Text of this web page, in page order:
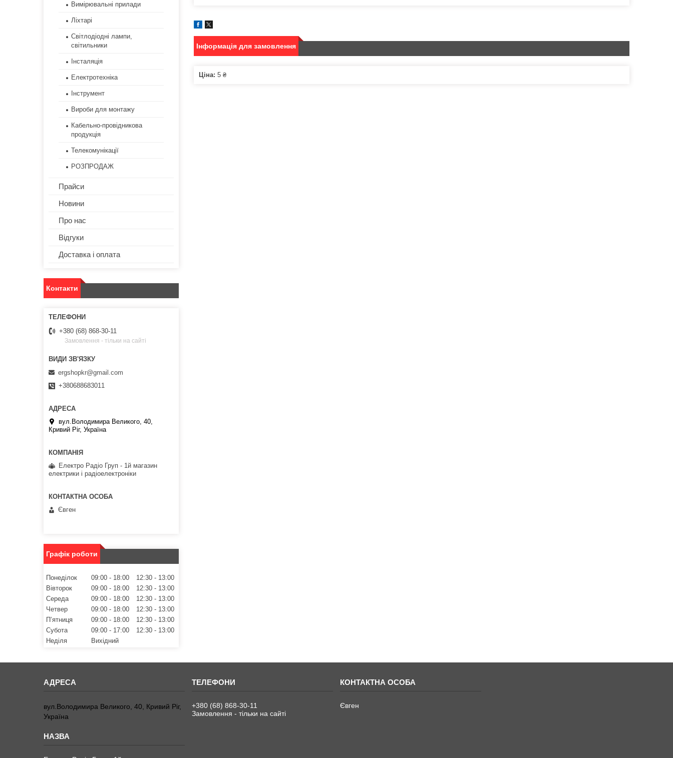
Інформація для замовлення
Ціна: 5 ₴
Вимірювальні прилади
Ліхтарі
Світлодіодні лампи,
світильники
Інсталяція
Електротехніка
Інструмент
Вироби для монтажу
Кабельно-провідникова
продукція
Телекомунікації
РОЗПРОДАЖ
Прайси
Новини
Про нас
Відгуки
Доставка і оплата
Контакти
+380 (68) 868-30-11
Замовлення - тільки на сайті
ergshopkr@gmail.com
+380688683011
вул.Володимира Великого, 40,
Кривий Ріг, Україна
Електро Радіо Груп - 1й магазин
електрики і радіоелектроніки
Євген
Графік роботи
Понеділок 09:00 18:00 12:30
13:00
Вівторок
09:00 18:00 12:30
13:00
Середа
09:00 18:00 12:30
13:00
Четвер
09:00 18:00 12:30
13:00
Пʼятниця
09:00 18:00 12:30
13:00
Субота
09:00 17:00 12:30
13:00
Неділя
Вихідний
вул.Володимира Великого, 40, Кривий Ріг,
Україна
+380 (68) 868-30-11
Замовлення - тільки на сайті
Євген